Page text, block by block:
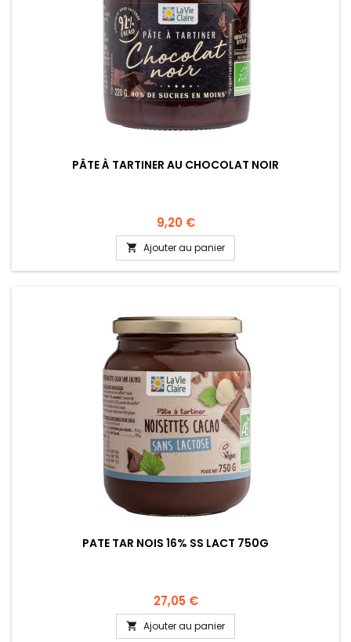
PÂTE À TARTINER AU CHOCOLAT NOIR
9,20 €
 Ajouter au panier
PATE TAR NOIS 16% SS LACT 750G
27,05 €
 Ajouter au panier